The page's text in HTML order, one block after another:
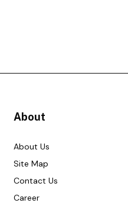
About
About Us
Site Map
Contact Us
Career